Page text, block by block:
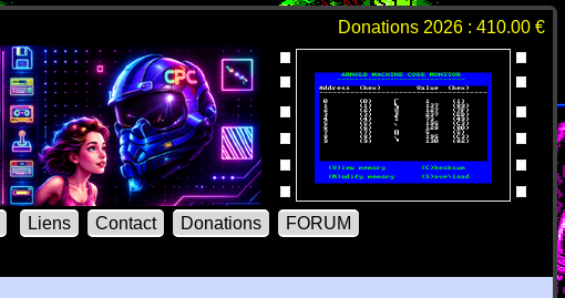
Donations 2026 : 410.00 €
Liens Contact Donations
FORUM